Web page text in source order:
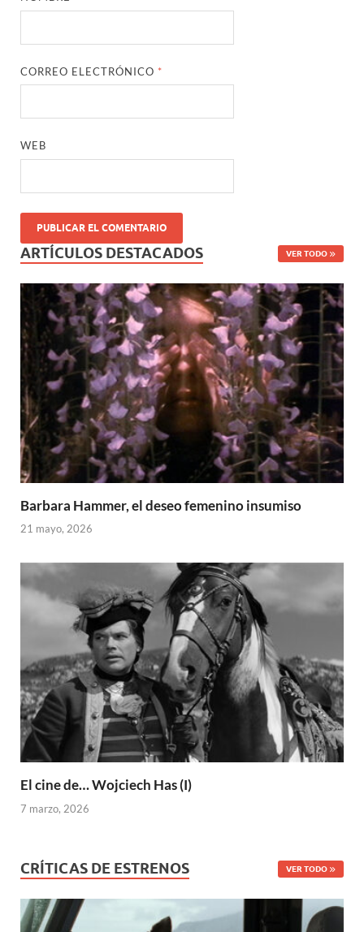
CORREO ELECTRÓNICO *
WEB
ARTÍCULOS DESTACADOS VER TODO
Barbara Hammer, el deseo femenino insumiso
21 mayo, 2026
El cine de… Wojciech Has (I)
7 marzo, 2026
CRÍTICAS DE ESTRENOS VER TODO